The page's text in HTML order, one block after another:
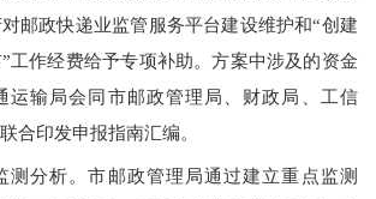
邮政快递业监管服务平台建设维护和“创建
工作经费给予专项补助。方案中涉及的资金
运输局会同市邮政管理局、财政局、工信
合印发申报指南汇编。
分析。市邮政管理局通过建立重点监测